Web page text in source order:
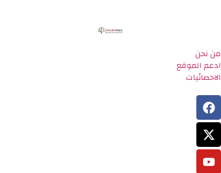
من نحن
ادعم الموقع
الاحصائيات